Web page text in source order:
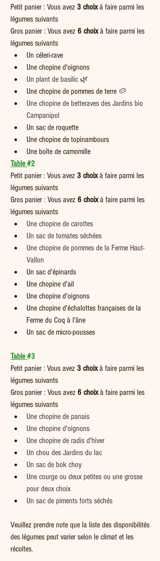
Petit panier : Vous avez 3 choix à faire parmi les
légumes suivants
Gros panier : Vous avez 6 choix à faire parmi les
légumes suivants
Un céleri-rave
Une chopine d'oignons
Un plant de basilic 🌿
Une chopine de pommes de terre 🥔
Une chopine de betteraves des Jardins bio
Campanipol
Un sac de roquette
Une chopine de topinambours
Une boîte de camomille
Table #2
Petit panier : Vous avez 3 choix à faire parmi les
légumes suivants
Gros panier : Vous avez 6 choix à faire parmi les
légumes suivants
Une chopine de carottes
Un sac de tomates séchées
Une chopine de pommes de la Ferme Haut-
Vallon
Un sac d'épinards
Une chopine d'ail
Une chopine d'oignons
Une chopine d'échalottes françaises de la
Ferme du Coq à l'âne
Un sac de micro-pousses
Table #3
Petit panier : Vous avez 3 choix à faire parmi les
légumes suivants
Gros panier : Vous avez 6 choix à faire parmi les
légumes suivants
Une chopine de panais
Une chopine d'oignons
Une chopine de radis d'hiver
Un chou des Jardins du lac
Un sac de bok choy
Une courge ou deux petites ou une grosse
pour deux choix
Un sac de piments forts séchés
Veuillez prendre note que la liste des disponibilités
des légumes peut varier selon le climat et les
récoltes.